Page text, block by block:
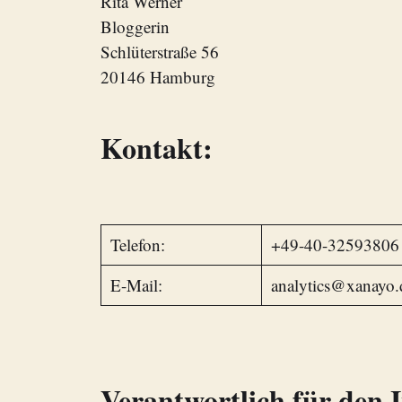
Bloggerin
Schlüterstraße 56
20146 Hamburg
Kontakt:
Telefon:
+49-40-32593806
E-Mail: